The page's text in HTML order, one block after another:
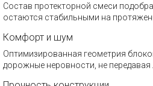
Состав протекторной смеси
остаются стабильными на
Комфорт и шум
Оптимизированная геометрия
дорожные неровности, не передавая